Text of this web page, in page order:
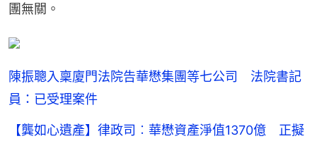
團無關。
陳振聰入稟廈門法院告華懋集團等七公司 法院書記
員：已受理案件
【龔如心遺產】律政司︰華懋資產淨值1370億 正擬